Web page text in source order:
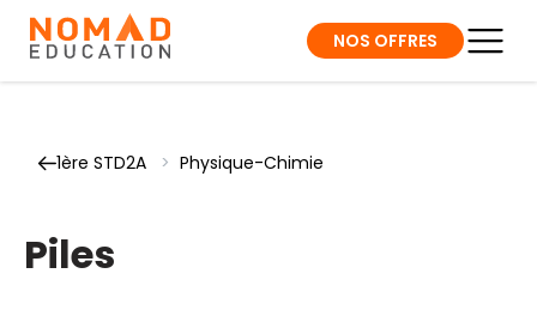
NOS OFFRES
1ère STD2A > Physique-Chimie
Piles